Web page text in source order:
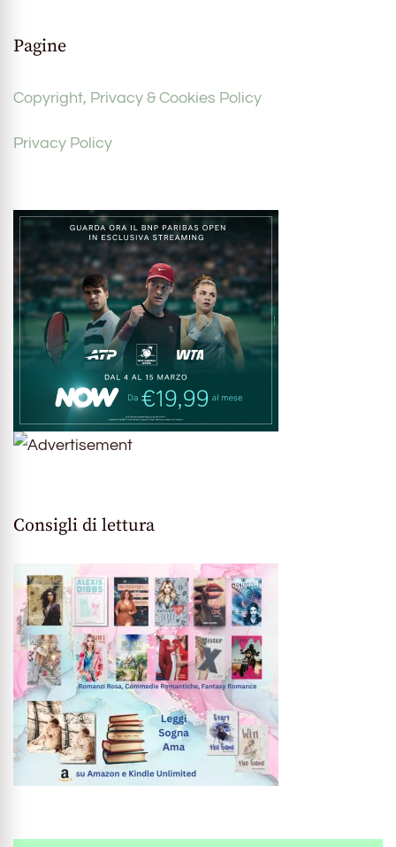
Pagine
Copyright, Privacy & Cookies Policy
Privacy Policy
Consigli di lettura